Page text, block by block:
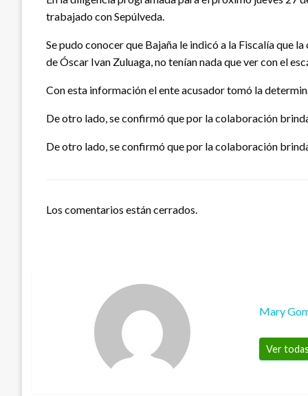
trabajado con Sepúlveda.
Se pudo conocer que Bajaña le indicó a la Fiscalía que
de Óscar Ivan Zuluaga, no tenían nada que ver con el
Con esta información el ente acusador tomó la
De otro lado, se confirmó que por la colaboración
De otro lado, se confirmó que por la colaboración
Los comentarios están cerrados.
Mary
Ver